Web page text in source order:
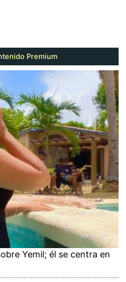
Premium
Yemil; él se centra en